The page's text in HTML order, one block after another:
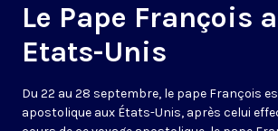
Le Pape François
Etats-Unis
Du 22 au 28 septembre, le pape François
apostolique aux États-Unis, après celui